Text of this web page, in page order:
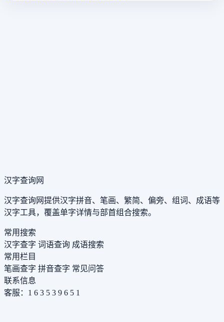
汉字查询网
汉字查询网提供汉字拼音、笔画、繁简、偏旁、组词、成语等
汉字工具，覆盖单字详情与部首组合搜索。
常用搜索
汉字查字 词语查询 成语搜索
常用栏目
笔画查字 拼音查字 常见问答
联系信息
客服：1 6 3 5 3 9 6 5 1